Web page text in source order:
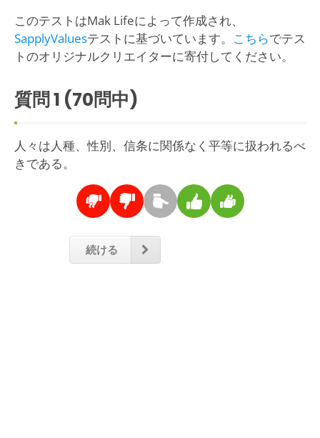
このテストはMak Lifeによって作成され、
SapplyValuesテストに基づいています。 こちらでテス
トのオリジナルクリエイターに寄付してください。
質問1 (70問中)
人々は人種、性別、信条に関係なく平等に扱われるべ
きである。
続ける